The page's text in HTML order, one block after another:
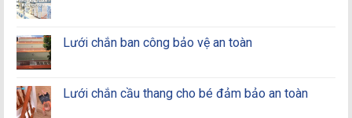
Lưới chắn ban công bảo vệ an toàn
Lưới chắn cầu thang cho bé đảm bảo an toàn